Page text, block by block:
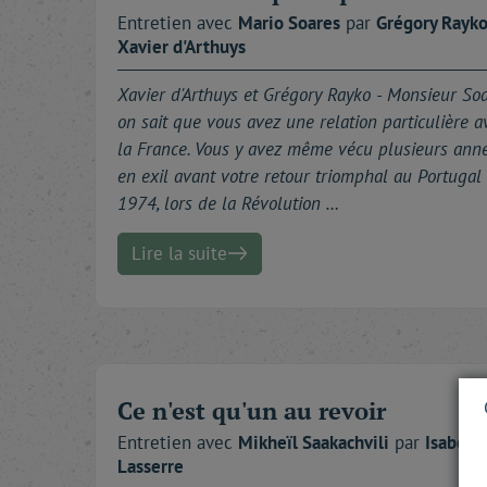
Entretien avec MarioSoares par GrégoryRayko
Xavierd'Arthuys
Xavier d'Arthuys et Grégory Rayko - Monsieur
on sait que vous avez une relation particulière
la France. Vous y avez même vécu plusieurs
en exil avant votre retour triomphal au Portugal
1974, lors de la Révolution …
Lire la suite
Ce n'est qu'un au revoir
Entretien avec MikheïlSaakachvili par Isabelle
Lasserre